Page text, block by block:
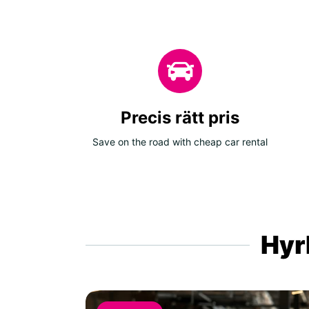
Precis rätt pris
Save on the road with cheap car rental